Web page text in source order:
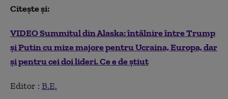
Citește și:
VIDEO Summitul din Alaska: întâlnire între Trump
și Putin cu mize majore pentru Ucraina, Europa, dar
și pentru cei doi lideri. Ce e de știut
Editor : B.E.